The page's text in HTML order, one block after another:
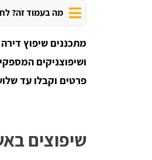
מה בעמוד זה?
מתכננים שיפוץ
ושיפוצניקים
פרטים וקבלו עד
שיפוצים